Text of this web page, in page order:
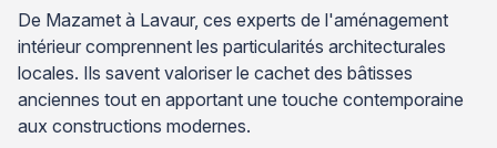
De Mazamet à Lavaur, ces experts de l'aménagement
intérieur comprennent les particularités architecturales
locales. Ils savent valoriser le cachet des bâtisses
anciennes tout en apportant une touche contemporaine
aux constructions modernes.